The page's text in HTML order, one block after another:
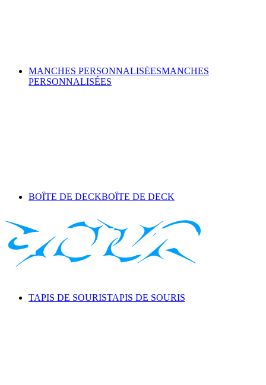
MANCHES PERSONNALISÉESMANCHES
PERSONNALISÉES
BOÎTE DE DECKBOÎTE DE DECK
TAPIS DE SOURISTAPIS DE SOURIS